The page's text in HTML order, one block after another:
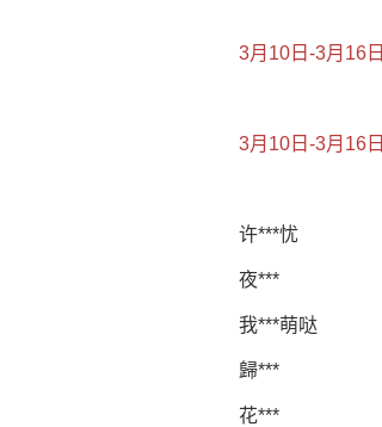
3月10日-3月16日
3月10日-3月16日
许***忧
夜***
我***萌哒
歸***
花***